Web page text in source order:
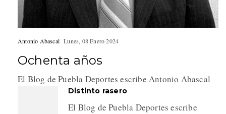
Antonio Abascal Lunes, 08 Enero 2024
Ochenta años
El Blog de Puebla Deportes escribe Antonio Abascal
Distinto rasero
El Blog de Puebla Deportes escribe